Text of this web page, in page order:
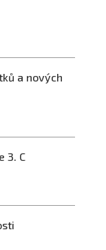
a nových
3. C